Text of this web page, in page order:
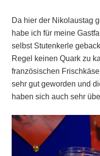
Da hier der Nikolaustag
habe ich für meine
selbst Stutenkerle
Regel keinen Quark zu
französischen
sehr gut geworden und
haben sich auch sehr